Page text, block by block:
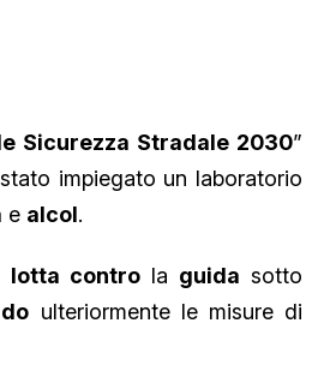
Sicurezza Stradale 2030”
impiegato un laboratorio
e alcol.
lotta contro la guida sotto
ulteriormente le misure di